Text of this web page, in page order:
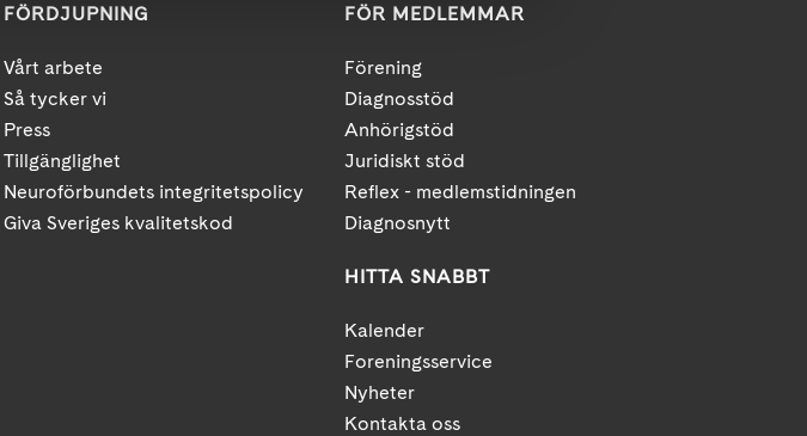
FÖRDJUPNING
Vårt arbete
Så tycker vi
Press
Tillgänglighet
Neuroförbundets integritetspolicy
Giva Sveriges kvalitetskod
FÖR MEDLEMMAR
Förening
Diagnosstöd
Anhörigstöd
Juridiskt stöd
Reflex - medlemstidningen
Diagnosnytt
HITTA SNABBT
Kalender
Foreningsservice
Nyheter
Kontakta oss